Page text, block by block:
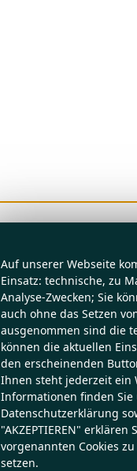
Auf unserer Webseite
Einsatz: technische, zu
Analyse-Zwecken; Sie
auch ohne das Setzen
ausgenommen sind die
können die aktuellen
den erscheinenden
Ihnen steht jederzeit ein
Informationen finden Sie
Datenschutzerklärung
"AKZEPTIEREN"
vorgenannten Cookies
setzen.